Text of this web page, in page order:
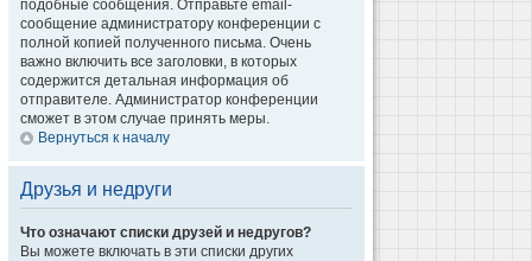
подобные сообщения. Отправьте email-
сообщение администратору конференции с
полной копией полученного письма. Очень
важно включить все заголовки, в которых
содержится детальная информация об
отправителе. Администратор конференции
сможет в этом случае принять меры.
Вернуться к началу
Друзья и недруги
Что означают списки друзей и недругов?
Вы можете включать в эти списки других